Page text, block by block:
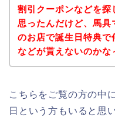
割引クーポンなどを探
思ったんだけど、馬具
のお店で誕生日特典で
などが貰えないのかな
こちらをご覧の方の中
日という方もいると思